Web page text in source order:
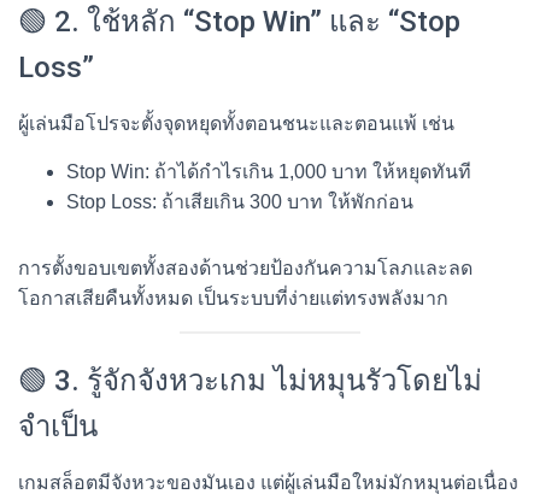
🟢 2. ใช้หลัก “Stop Win” และ “Stop
Loss”
ผู้เล่นมือโปรจะตั้งจุดหยุดทั้งตอนชนะและตอนแพ้ เช่น
Stop Win: ถ้าได้กำไรเกิน 1,000 บาท ให้หยุดทันที
Stop Loss: ถ้าเสียเกิน 300 บาท ให้พักก่อน
การตั้งขอบเขตทั้งสองด้านช่วยป้องกันความโลภและลด
โอกาสเสียคืนทั้งหมด เป็นระบบที่ง่ายแต่ทรงพลังมาก
🟢 3. รู้จักจังหวะเกม ไม่หมุนรัวโดยไม่
จำเป็น
เกมสล็อตมีจังหวะของมันเอง แต่ผู้เล่นมือใหม่มักหมุนต่อเนื่อง